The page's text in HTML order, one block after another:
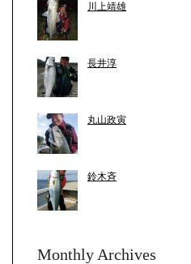
川上靖雄
長井淳
丸山政寅
鈴木斉
Monthly Archives